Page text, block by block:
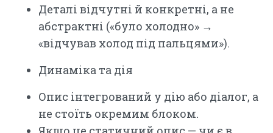
Деталі відчутні й конкретні, а не
абстрактні («було холодно» →
«відчував холод під пальцями»).
Динаміка та дія
Опис інтегрований у дію або діалог, а
не стоїть окремим блоком.